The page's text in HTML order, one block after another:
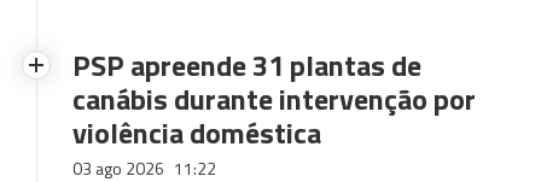
PSP apreende 31 plantas de
canábis durante intervenção por
violência doméstica
03 ago 2026 11:22